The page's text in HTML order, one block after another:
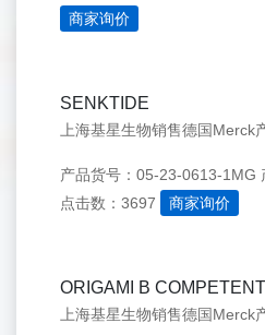
商家询价
SENKTIDE
产品货号：05-23-0613-1MG
点击数：3697
商家询价
ORIGAMI B